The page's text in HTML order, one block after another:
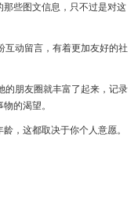
些图文信息，只不过是对这
互动留言，有着更加友好的社
的朋友圈就丰富了起来，记录
的渴望。
，这都取决于你个人意愿。